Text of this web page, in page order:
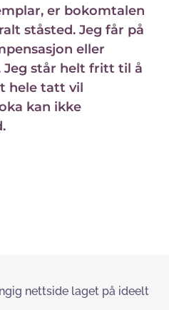
er bokomtalen
ståsted. Jeg får på
eller
står helt fritt til å
hele tatt vil
kan ikke
nettside laget på ideelt